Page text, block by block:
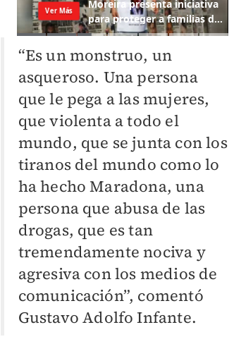
“Es un monstruo, un
asqueroso. Una persona
que le pega a las mujeres,
que violenta a todo el
mundo, que se junta con los
tiranos del mundo como lo
ha hecho Maradona, una
persona que abusa de las
drogas, que es tan
tremendamente nociva y
agresiva con los medios de
comunicación”, comentó
Gustavo Adolfo Infante.